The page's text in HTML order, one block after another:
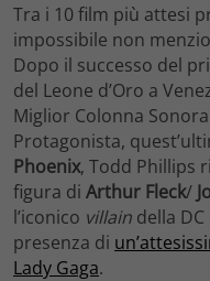
Tra i 10 film più attesi
impossibile non
Dopo il successo del
del Leone d’Oro a
Miglior Colonna
Protagonista,
Phoenix, Todd Phillips
figura di Arthur Fleck/
l’iconico villain della
presenza di
Lady Gaga.